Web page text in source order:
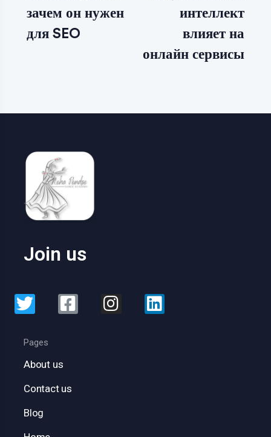
зачем он нужен
для SEO
интеллект
влияет на
онлайн сервисы
Join us
Pages
About us
Contact us
Blog